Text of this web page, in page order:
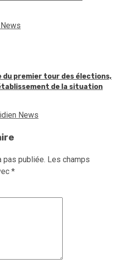
du premier tour des élections,
de la situation
News
pas publiée. Les champs
*